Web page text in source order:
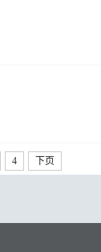
4 下页